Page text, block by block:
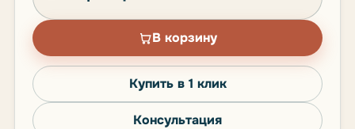
В корзину
Купить в 1 клик
Консультация